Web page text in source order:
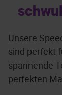
Unsere
sind perfekt
spannende
perfekten